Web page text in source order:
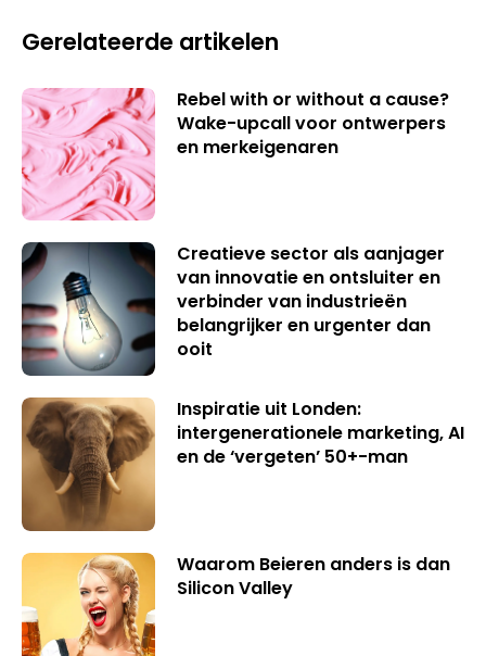
Gerelateerde artikelen
Rebel with or without a cause?
Wake-upcall voor ontwerpers
en merkeigenaren
Creatieve sector als aanjager
van innovatie en ontsluiter en
verbinder van industrieën
belangrijker en urgenter dan
ooit
Inspiratie uit Londen:
intergenerationele marketing, AI
en de ‘vergeten’ 50+-man
Waarom Beieren anders is dan
Silicon Valley